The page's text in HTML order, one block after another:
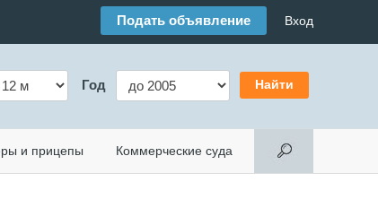
Подать объявление Вход
Год
и прицепы Коммерческие суда